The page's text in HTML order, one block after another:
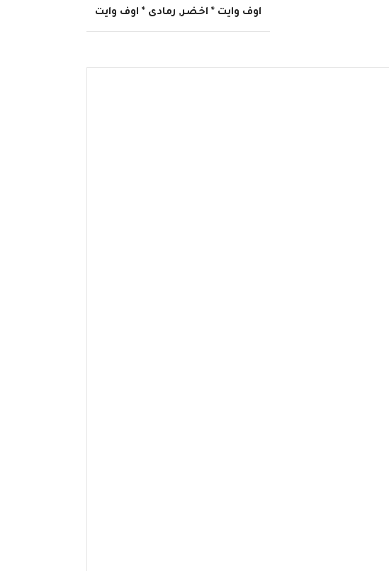
اوف وايت * اخضر, رمادى * اوف وايت